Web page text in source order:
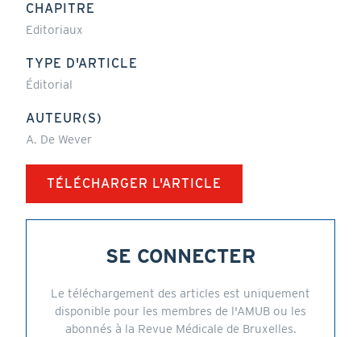
CHAPITRE
Editoriaux
TYPE D'ARTICLE
Éditorial
AUTEUR(S)
A. De Wever
TÉLÉCHARGER L'ARTICLE
SE CONNECTER
Le téléchargement des articles est uniquement
disponible pour les membres de l'AMUB ou les
abonnés à la Revue Médicale de Bruxelles.